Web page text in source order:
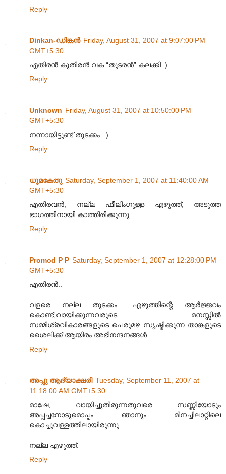
Reply
Dinkan-ഡിങ്കന്‍ Friday, August 31, 2007 at 9:07:00 PM
GMT+5:30
എതിരന്‍ കുതിരന്‍ വക “തുടരന്‍” കലക്കി :)
Reply
Unknown Friday, August 31, 2007 at 10:50:00 PM
GMT+5:30
നന്നായിട്ടുണ്ട് തുടക്കം. :)
Reply
ധൂമകേതു Saturday, September 1, 2007 at 11:40:00 AM
GMT+5:30
എതിരവന്‍, നല്ല ഫീലിംഗുള്ള എഴുത്ത്‌, അടുത്ത
ഭാഗത്തിനായി കാത്തിരിക്കുന്നു.
Reply
Promod P P Saturday, September 1, 2007 at 12:28:00 PM
GMT+5:30
എതിരന്‍..
വളരെ നല്ല തുടക്കം.. എഴുത്തിന്റെ ആര്‍ജ്ജവം
കൊണ്ട്,വായിക്കുന്നവരുടെ മനസ്സില്‍
സമ്മിശ്രവികാരങ്ങളുടെ പെരുമഴ സൃഷ്ടിക്കുന്ന താങ്കളുടെ
ശൈലിക്ക് ആയിരം അഭിനന്ദനങ്ങള്‍
Reply
അപ്പു ആദ്യാക്ഷരി Tuesday, September 11, 2007 at
11:18:00 AM GMT+5:30
മാഷേ, വായിച്ചുതീരുന്നതുവരെ സണ്ണിയോടും
അപ്പച്ചനോടുമൊപ്പം ഞാനും മീനച്ചിലാറ്റിലെ
കൊച്ചുവള്ളത്തിലായിരുന്നു.
നല്ല എഴുത്ത്.
Reply